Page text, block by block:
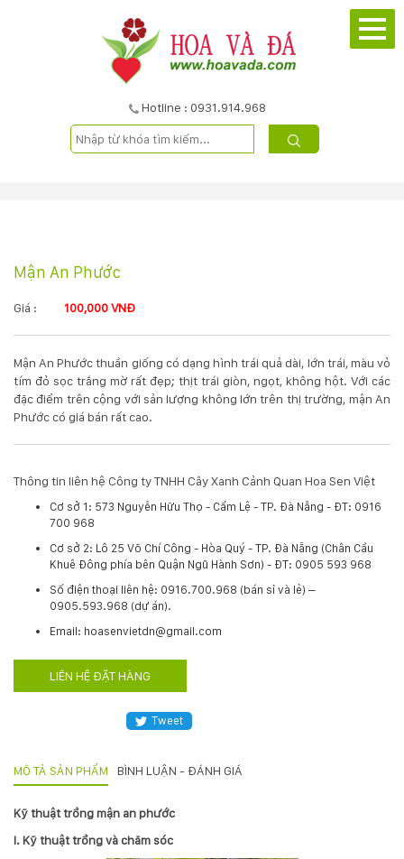
Hotline : 0931.914.968
SẢN
PHẨM
VỤ
TRỒNG
HÌNH
:
Mận An Phước
Giá : 100,000 VNĐ
Mận An Phước thuần giống có dạng hình trái quả dài, lớn trái, màu vỏ
tím đỏ sọc trắng mờ rất đẹp; thịt trái giòn, ngọt, không hột. Với các
đặc điểm trên cộng với sản lượng không lớn trên thị trường, mận An
Phước có giá bán rất cao.
Thông tin liên hệ Công ty TNHH Cây Xanh Cảnh Quan Hoa Sen Việt
Cơ sở 1: 573 Nguyễn Hữu Thọ - Cẩm Lệ - TP. Đà Nẵng - ĐT: 0916
700 968
Cơ sở 2: Lô 25 Võ Chí Công - Hòa Quý - TP. Đà Nẵng (Chân Cầu
Khuê Đông phía bên Quận Ngũ Hành Sơn) - ĐT: 0905 593 968
​Số điện thoại liên hệ: 0916.700.968 (bán sỉ và lẻ) –
0905.593.968 (dự án).
Email: hoasenvietdn@gmail.com
LIÊN HỆ ĐẶT HÀNG
Tweet
MÔ TẢ SẢN PHẨM BÌNH LUẬN - ĐÁNH GIÁ
Kỹ thuật trồng mận an phước
I. Kỹ thuật trồng và chăm sóc